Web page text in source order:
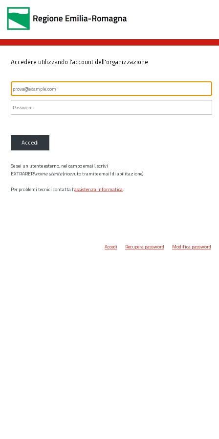
Accedere utilizzando l'account dell'organizzazione
Accedi
Se sei un utente esterno, nel campo email, scrivi
EXTRARER\nome utente(ricevuto tramite email di abilitazione)
Per problemi tecnici contatta l’assistenza informatica.
Accedi Recupera password Modifica password